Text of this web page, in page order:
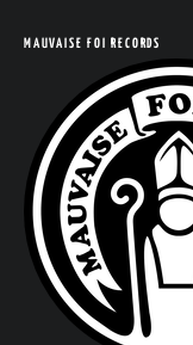
MAUVAISE FOI RECORDS